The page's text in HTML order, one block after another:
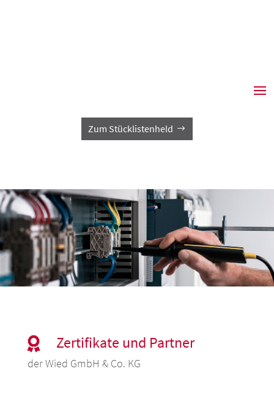
Zum Stücklistenheld
Regional – national – global
Gebäudeautomation
 Zertifikate und Partner
der Wied GmbH & Co. KG